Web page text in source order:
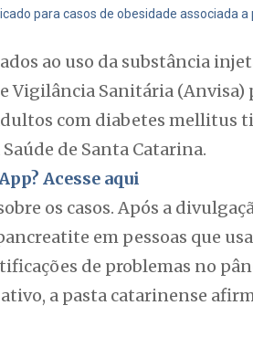
para casos de obesidade associada a
ao uso da substância
Vigilância Sanitária (Anvisa)
com diabetes mellitus
de Santa Catarina.
Acesse aqui
os casos. Após a
em pessoas que
de problemas no
a pasta catarinense